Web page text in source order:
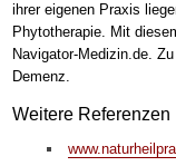
ihrer eigenen Praxis
Phytotherapie. Mit
Navigator-Medizin.de.
Demenz.
Weitere Referenzen